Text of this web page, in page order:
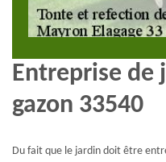
Entreprise de
gazon 33540
Du fait que le jardin doit être